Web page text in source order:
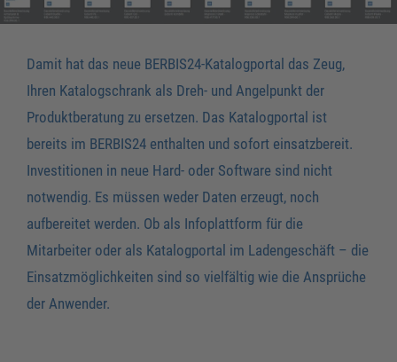
Damit hat das neue BERBIS24-Katalogportal das Zeug,
Ihren Katalogschrank als Dreh- und Angelpunkt der
Produktberatung zu ersetzen. Das Katalogportal ist
bereits im BERBIS24 enthalten und sofort einsatzbereit.
Investitionen in neue Hard- oder Software sind nicht
notwendig. Es müssen weder Daten erzeugt, noch
aufbereitet werden. Ob als Infoplattform für die
Mitarbeiter oder als Katalogportal im Ladengeschäft – die
Einsatzmöglichkeiten sind so vielfältig wie die Ansprüche
der Anwender.